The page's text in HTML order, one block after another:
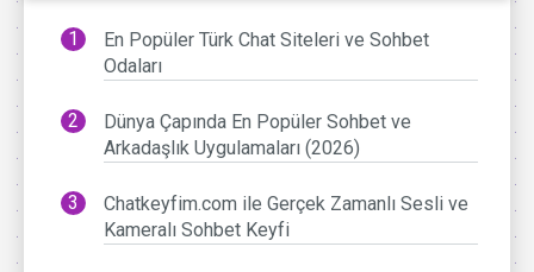
En Popüler Türk Chat Siteleri ve Sohbet
Odaları
Dünya Çapında En Popüler Sohbet ve
Arkadaşlık Uygulamaları (2026)
Chatkeyfim.com ile Gerçek Zamanlı Sesli ve
Kameralı Sohbet Keyfi